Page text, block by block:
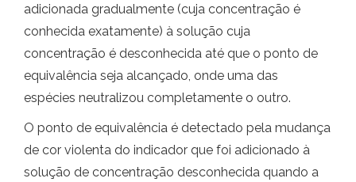
adicionada gradualmente (cuja concentração é
conhecida exatamente) à solução cuja
concentração é desconhecida até que o ponto de
equivalência seja alcançado, onde uma das
espécies neutralizou completamente o outro.
O ponto de equivalência é detectado pela mudança
de cor violenta do indicador que foi adicionado à
solução de concentração desconhecida quando a